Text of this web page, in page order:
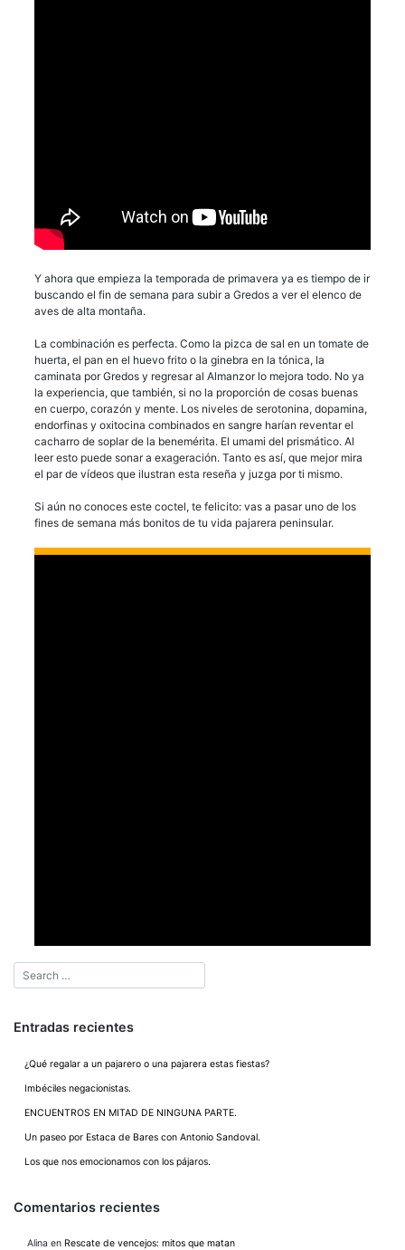
Y ahora que empieza la temporada de primavera ya es tiempo de ir
buscando el fin de semana para subir a Gredos a ver el elenco de
aves de alta montaña.
La combinación es perfecta. Como la pizca de sal en un tomate de
huerta, el pan en el huevo frito o la ginebra en la tónica, la
caminata por Gredos y regresar al Almanzor lo mejora todo. No ya
la experiencia, que también, si no la proporción de cosas buenas
en cuerpo, corazón y mente. Los niveles de serotonina, dopamina,
endorfinas y oxitocina combinados en sangre harían reventar el
cacharro de soplar de la benemérita. El umami del prismático. Al
leer esto puede sonar a exageración. Tanto es así, que mejor mira
el par de vídeos que ilustran esta reseña y juzga por ti mismo.
Si aún no conoces este coctel, te felicito: vas a pasar uno de los
fines de semana más bonitos de tu vida pajarera peninsular.
Entradas recientes
¿Qué regalar a un pajarero o una pajarera estas fiestas?
Imbéciles negacionistas.
ENCUENTROS EN MITAD DE NINGUNA PARTE.
Un paseo por Estaca de Bares con Antonio Sandoval.
Los que nos emocionamos con los pájaros.
Comentarios recientes
Alina en Rescate de vencejos: mitos que matan